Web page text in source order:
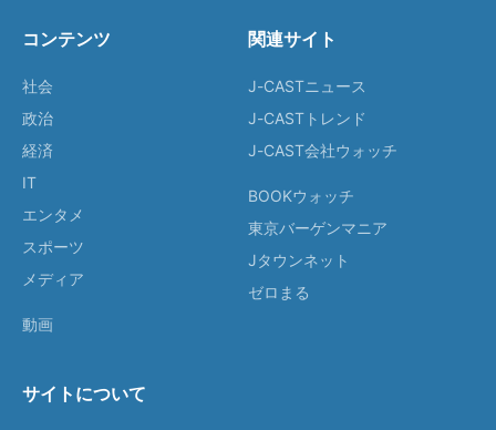
コンテンツ
社会
政治
経済
IT
エンタメ
スポーツ
メディア
動画
関連サイト
J-CASTニュース
J-CASTトレンド
J-CAST会社ウォッチ
BOOKウォッチ
東京バーゲンマニア
Jタウンネット
ゼロまる
サイトについて